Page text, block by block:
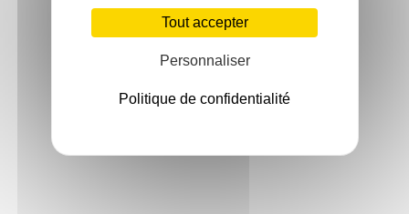
Tout accepter
Personnaliser
Politique de confidentialité